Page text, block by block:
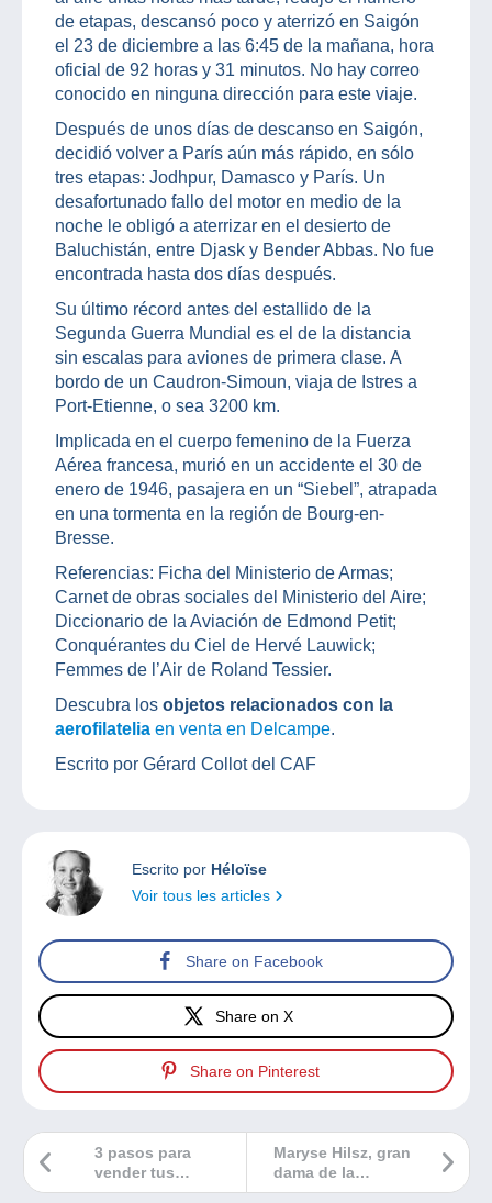
de etapas, descansó poco y aterrizó en Saigón
el 23 de diciembre a las 6:45 de la mañana, hora
oficial de 92 horas y 31 minutos. No hay correo
conocido en ninguna dirección para este viaje.
Después de unos días de descanso en Saigón,
decidió volver a París aún más rápido, en sólo
tres etapas: Jodhpur, Damasco y París. Un
desafortunado fallo del motor en medio de la
noche le obligó a aterrizar en el desierto de
Baluchistán, entre Djask y Bender Abbas. No fue
encontrada hasta dos días después.
Su último récord antes del estallido de la
Segunda Guerra Mundial es el de la distancia
sin escalas para aviones de primera clase. A
bordo de un Caudron-Simoun, viaja de Istres a
Port-Etienne, o sea 3200 km.
Implicada en el cuerpo femenino de la Fuerza
Aérea francesa, murió en un accidente el 30 de
enero de 1946, pasajera en un “Siebel”, atrapada
en una tormenta en la región de Bourg-en-
Bresse.
Referencias: Ficha del Ministerio de Armas;
Carnet de obras sociales del Ministerio del Aire;
Diccionario de la Aviación de Edmond Petit;
Conquérantes du Ciel de Hervé Lauwick;
Femmes de l’Air de Roland Tessier.
Descubra los objetos relacionados con la
aerofilatelia en venta en Delcampe.
Escrito por Gérard Collot del CAF
Escrito por Héloïse
Voir tous les articles
Share on Facebook
Share on X
Share on Pinterest
Maryse Hilsz, gran
dama de la
aerofilatelia
3 pasos para
vender tus
coleccionables en